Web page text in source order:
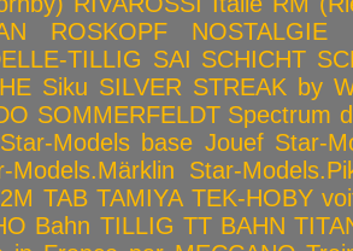
ROSKOPF NOSTALGIE
TILLIG SAI SCHICHT
Siku SILVER STREAK by
SOMMERFELDT Spectrum
Star-Models base Jouef Star-
Models.Märklin
Star-
TAB TAMIYA TEK-HOBY
Bahn TILLIG TT BAHN